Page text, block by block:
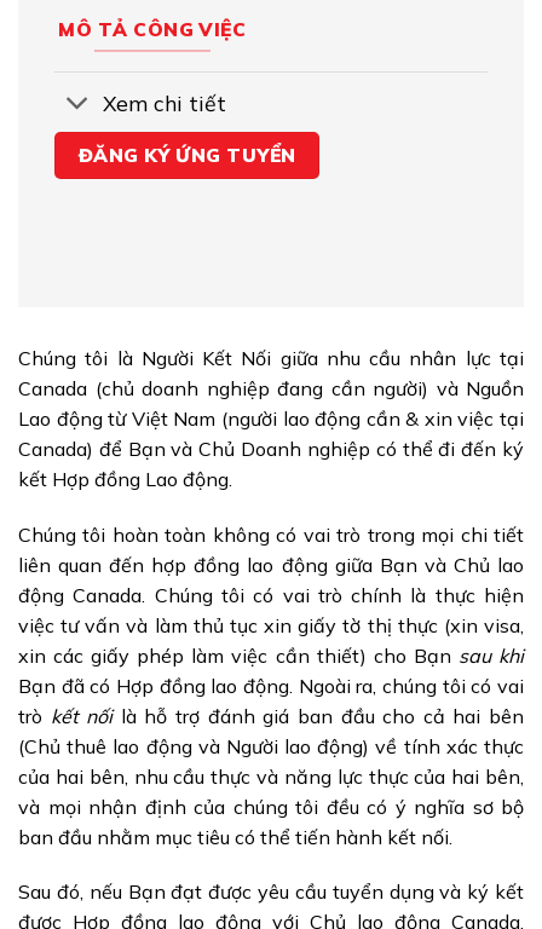
MÔ TẢ CÔNG VIỆC
Xem chi tiết
ĐĂNG KÝ ỨNG TUYỂN
Chúng tôi là Người Kết Nối giữa nhu cầu nhân lực tại
Canada (chủ doanh nghiệp đang cần người) và Nguồn
Lao động từ Việt Nam (người lao động cần & xin việc tại
Canada) để Bạn và Chủ Doanh nghiệp có thể đi đến ký
kết Hợp đồng Lao động.
Chúng tôi hoàn toàn không có vai trò trong mọi chi tiết
liên quan đến hợp đồng lao động giữa Bạn và Chủ lao
động Canada. Chúng tôi có vai trò chính là thực hiện
việc tư vấn và làm thủ tục xin giấy tờ thị thực (xin visa,
xin các giấy phép làm việc cần thiết) cho Bạn sau khi
Bạn đã có Hợp đồng lao động. Ngoài ra, chúng tôi có vai
trò kết nối là hỗ trợ đánh giá ban đầu cho cả hai bên
(Chủ thuê lao động và Người lao động) về tính xác thực
của hai bên, nhu cầu thực và năng lực thực của hai bên,
và mọi nhận định của chúng tôi đều có ý nghĩa sơ bộ
ban đầu nhằm mục tiêu có thể tiến hành kết nối.
Sau đó, nếu Bạn đạt được yêu cầu tuyển dụng và ký kết
được Hợp đồng lao động với Chủ lao động Canada,